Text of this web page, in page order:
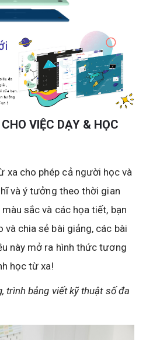
VIỆC DẠY & HỌC
xa cho phép cả người học và
và ý tưởng theo thời gian
sắc và các họa tiết, bạn
chia sẻ bài giảng, các bài
này mở ra hình thức tương
học từ xa!
trình bảng viết kỹ thuật số đa